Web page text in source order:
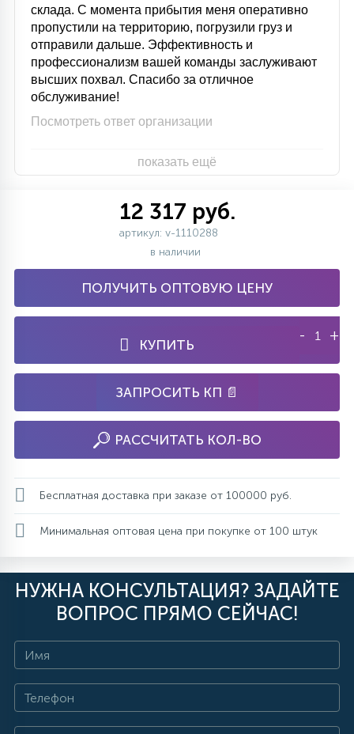
склада. С момента прибытия меня оперативно
пропустили на территорию, погрузили груз и
отправили дальше. Эффективность и
профессионализм вашей команды заслуживают
высших похвал. Спасибо за отличное
обслуживание!
Посмотреть ответ организации
показать ещё
12 317 руб.
артикул: v-1110288
в наличии
ПОЛУЧИТЬ ОПТОВУЮ ЦЕНУ
КУПИТЬ
- +
ЗАПРОСИТЬ КП 📄
РАССЧИТАТЬ КОЛ-ВО
Бесплатная доставка при заказе от 100000 руб.
Минимальная оптовая цена при покупке от 100 штук
НУЖНА КОНСУЛЬТАЦИЯ? ЗАДАЙТЕ
ВОПРОС ПРЯМО СЕЙЧАС!